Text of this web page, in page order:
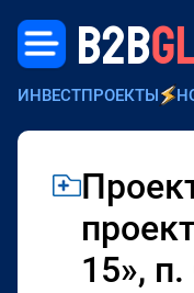
B2B
ИНВЕСТПРОЕКТЫ
15»,